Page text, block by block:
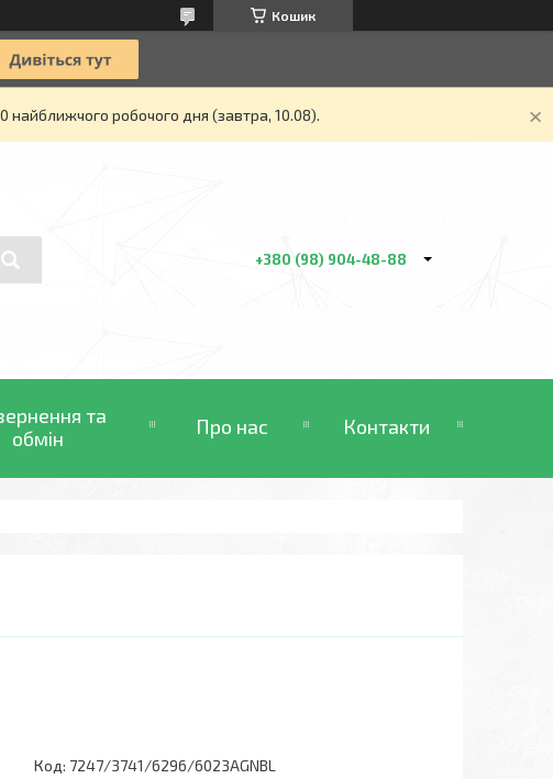
Кошик
найближчого робочого дня (завтра, 10.08).
+380 (98) 904-48-88
та
обмін
Про нас Контакти
Код: 7247/3741/6296/6023AGNBL